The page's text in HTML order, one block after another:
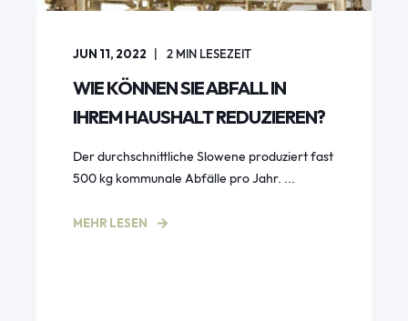
JUN 11, 2022 2 MIN LESEZEIT
WIE KÖNNEN SIE ABFALL IN
IHREM HAUSHALT REDUZIEREN?
Der durchschnittliche Slowene produziert fast
500 kg kommunale Abfälle pro Jahr. ...
MEHR LESEN